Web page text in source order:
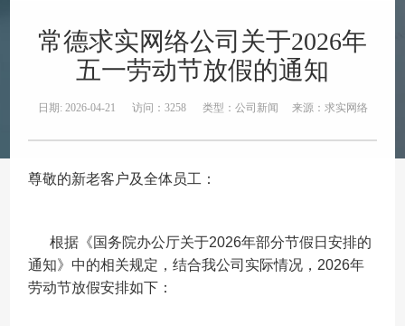
常德求实网络公司关于2026年
五一劳动节放假的通知
日期: 2026-04-21 访问：3258 类型：公司新闻 来源：求实网络
尊敬的新老客户及全体员工：
根据《国务院办公厅关于2026年部分节假日安排的
通知》中的相关规定，结合我公司实际情况，2026年
劳动节放假安排如下：